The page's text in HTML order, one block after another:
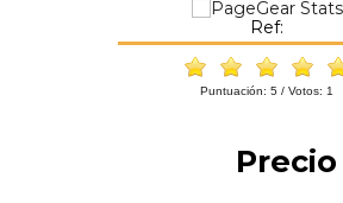
Ref:
Puntuación: 5 / Votos: 1
Precio